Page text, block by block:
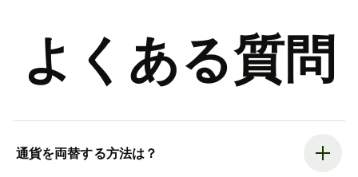
よくある質問
通貨を両替する方法は？